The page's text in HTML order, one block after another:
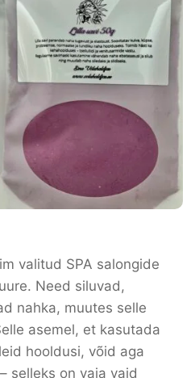
valitud SPA salongide
Need siluvad,
nahka, muutes selle
asemel, et kasutada
hooldusi, võid aga
selleks on vaja vaid